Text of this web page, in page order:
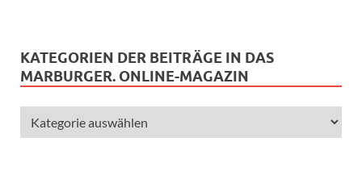
KATEGORIEN DER BEITRÄGE IN DAS
MARBURGER. ONLINE-MAGAZIN